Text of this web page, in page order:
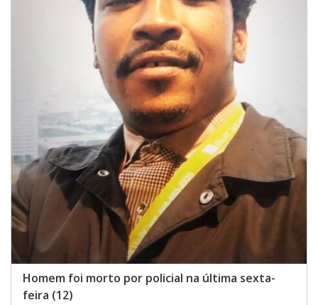
Homem foi morto por policial na última sexta-
feira (12)